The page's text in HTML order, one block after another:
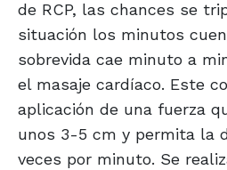
de RCP, las chances se
situación los minutos
sobrevida cae minuto a
el masaje cardíaco. Este
aplicación de una fuerza
unos 3-5 cm y permita la
veces por minuto. Se